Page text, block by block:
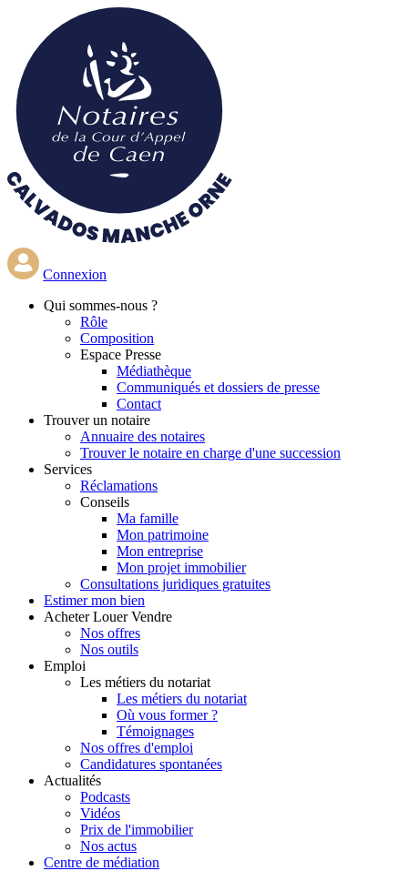
contenu
principal
Connexion
Qui sommes-nous ?
Rôle
Composition
Espace Presse
Médiathèque
Communiqués et dossiers de presse
Contact
Trouver un notaire
Annuaire des notaires
Trouver le notaire en charge d'une succession
Services
Réclamations
Conseils
Ma famille
Mon patrimoine
Mon entreprise
Mon projet immobilier
Consultations juridiques gratuites
Estimer mon bien
Acheter Louer Vendre
Nos offres
Nos outils
Emploi
Les métiers du notariat
Les métiers du notariat
Où vous former ?
Témoignages
Nos offres d'emploi
Candidatures spontanées
Actualités
Podcasts
Vidéos
Prix de l'immobilier
Nos actus
Centre de médiation